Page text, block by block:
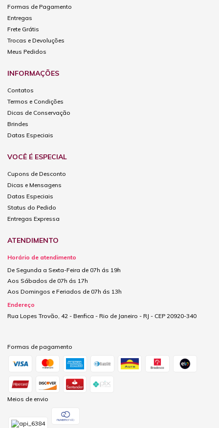
Formas de Pagamento
Entregas
Frete Grátis
Trocas e Devoluções
Meus Pedidos
INFORMAÇÕES
Contatos
Termos e Condições
Dicas de Conservação
Brindes
Datas Especiais
VOCÊ É ESPECIAL
Cupons de Desconto
Dicas e Mensagens
Datas Especiais
Status do Pedido
Entregas Expressa
ATENDIMENTO
Horário de atendimento
De Segunda a Sexta-Feira de 07h ás 19h
Aos Sábados de 07h ás 17h
Aos Domingos e Feriados de 07h ás 13h
Endereço
Rua Lopes Trovão, 42 - Benfica - Rio de Janeiro - RJ - CEP 20920-340
Formas de pagamento
Meios de envio